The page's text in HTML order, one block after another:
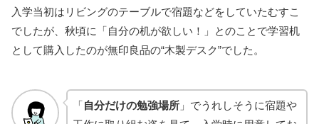
入学当初はリビングのテーブルで宿題などをしていたむすこ
でしたが、秋頃に「自分の机が欲しい！」とのことで学習机
として購入したのが無印良品の“木製デスク”でした。
「自分だけの勉強場所」でうれしそうに宿題や